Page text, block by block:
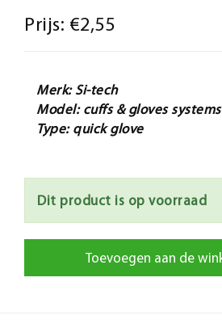
Prijs: €2,55
Merk: Si-tech
Model: cuffs & gloves systems
Type: quick glove
Dit product is op voorraad
Toevoegen aan de